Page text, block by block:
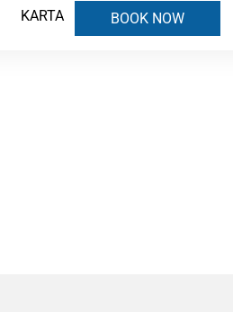
KARTA BOOK NOW